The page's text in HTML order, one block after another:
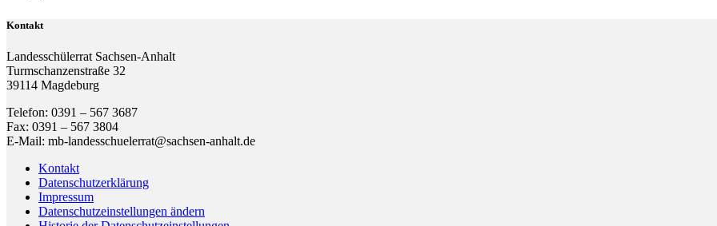
Kontakt
Landesschülerrat Sachsen-Anhalt
Turmschanzenstraße 32
39114 Magdeburg
Telefon: 0391 – 567 3687
Fax: 0391 – 567 3804
E-Mail: mb-landesschuelerrat@sachsen-anhalt.de
Kontakt
Datenschutzerklärung
Impressum
Datenschutzeinstellungen ändern